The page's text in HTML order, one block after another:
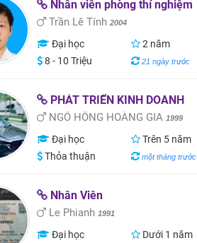
Nhân viên phòng thí nghiệm
Trần Lê Tính2004
Đại học
2 năm
8 - 10 Triệu
21 ngày trước
PHÁT TRIỂN KINH DOANH
NGÔ HỒNG HOÀNG GIA1999
Đại học
Trên 5 năm
Thỏa thuận
một tháng trước
Nhân Viên
Le Phianh1991
Đại học
Dưới 1 năm